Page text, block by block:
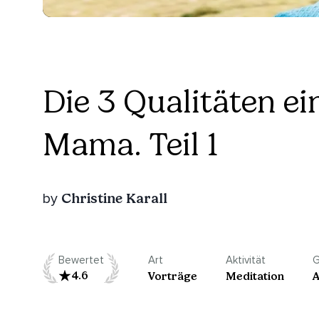
Die 3 Qualitäten
Mama. Teil 1
by Christine Karall
Bewertet
4.6
Art
Vorträge
Aktivität
Meditation